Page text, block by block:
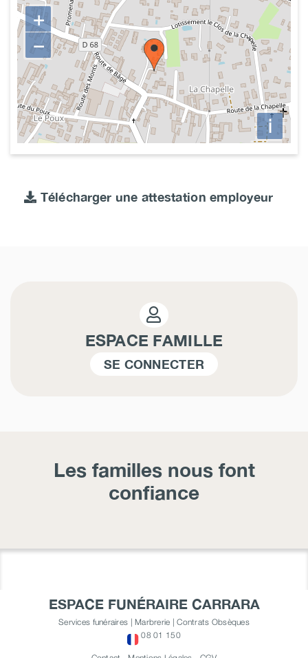
+
−
i
Télécharger une attestation employeur
ESPACE FAMILLE
SE CONNECTER
Les familles nous font
confiance
ESPACE FUNÉRAIRE CARRARA
Services funéraires | Marbrerie | Contrats Obsèques
08 01 150